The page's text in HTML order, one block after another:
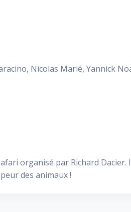
Nicolas Marié, Yannick
organisé par Richard
des animaux !